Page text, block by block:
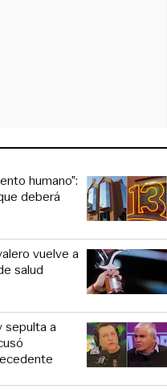
humano”:
deberá
vuelve a
salud
sepulta a